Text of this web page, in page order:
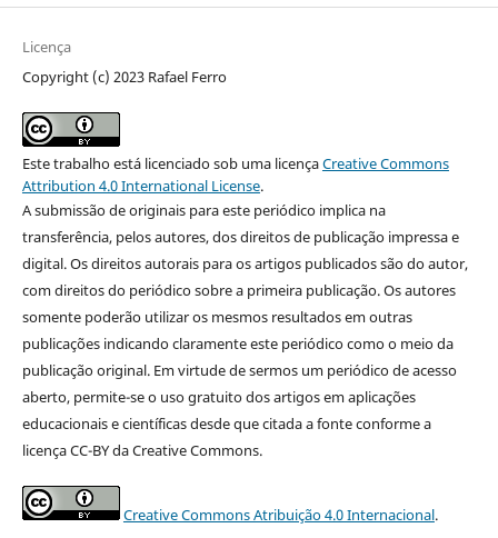
Licença
Copyright (c) 2023 Rafael Ferro
Este trabalho está licenciado sob uma licençaCreative Commons
Attribution 4.0 International License.
A submissão de originais para este periódico implica na
transferência, pelos autores, dos direitos de publicação impressa e
digital. Os direitos autorais para os artigos publicados são do autor,
com direitos do periódico sobre a primeira publicação. Os autores
somente poderão utilizar os mesmos resultados em outras
publicações indicando claramente este periódico como o meio da
publicação original. Em virtude de sermos um periódico de acesso
aberto, permite-se o uso gratuito dos artigos em aplicações
educacionais e científicas desde que citada a fonte conforme a
licença CC-BY da Creative Commons.
Creative Commons Atribuição 4.0 Internacional.